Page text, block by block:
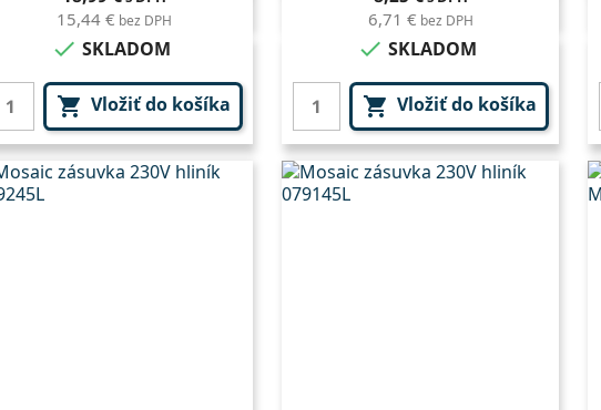
15,44 € bez DPH
 SKLADOM
 Vložiť do košíka
6,71 € bez DPH
 SKLADOM
 Vložiť do košíka